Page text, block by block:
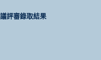
評審錄取結果